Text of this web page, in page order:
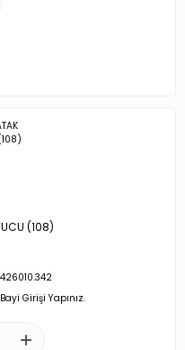
(108)
Girişi Yapınız.